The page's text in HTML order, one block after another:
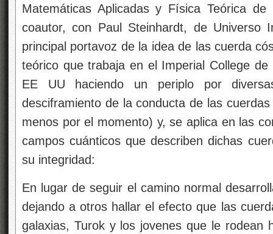
Matemáticas Aplicadas y Física Teórica
coautor, con Paul Steinhardt, de
principal portavoz de la idea de las cuerda
teórico que trabaja en el Imperial College
EE UU haciendo un periplo por
desciframiento de la conducta de las
menos por el momento) y, se aplica en las
campos cuánticos que describen dichas
su integridad:
En lugar de seguir el camino normal
dejando a otros hallar el efecto que las
galaxias, Turok y los jovenes que le rodean